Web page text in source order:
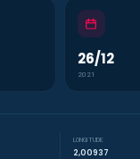
26/12
2021
LONGITUDE
2,00937